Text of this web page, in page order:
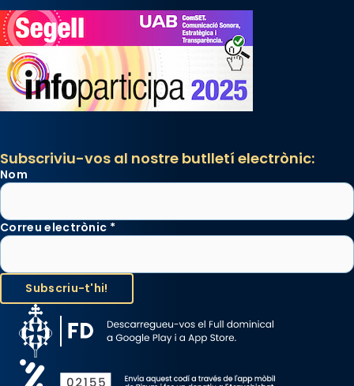
Subscriviu-vos al nostre butlletí electrònic:
Nom
Correu electrònic *